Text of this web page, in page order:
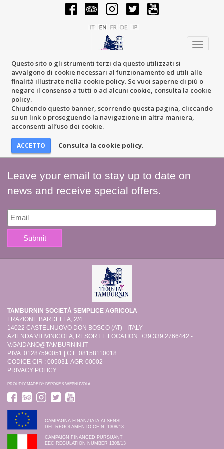
Questo sito o gli strumenti terzi da questo utilizzati si
avvalgono di cookie necessari al funzionamento ed utili alle
finalità illustrate nella cookie policy. Se vuoi saperne di più o
negare il consenso a tutti o ad alcuni cookie, consulta la cookie
policy.
Chiudendo questo banner, scorrendo questa pagina, cliccando
su un link o proseguendo la navigazione in altra maniera,
acconsenti all’uso dei cookie.
Consulta la cookie policy.
Toggle
Leave your email to stay up to date on
news and receive special offers.
TAMBURNIN SOCIETÀ SEMPLICE AGRICOLA
FRAZIONE BARDELLA, 2/4
14022 CASTELNUOVO DON BOSCO (AT) - ITALY
AZIENDA VITIVINICOLA, RESORT E LOCATION: +39 339 2766442 -
V.GAIDANO@TAMBURNIN.IT
P.IVA: 01287590051 | C.F. 08158110018
CODICE CIR : 005031-AGR-00002
PRIVACY POLICY
PROUDLY MADE BY BSPOKE & WEBNUVOLA
CAMPAGNA FINANZIATA AI SENSI
DEL REGOLAMENTO CE N. 1308/13
CAMPAIGN FINANCED PURSUANT
EEC REGULATION NUMBER 1308/13